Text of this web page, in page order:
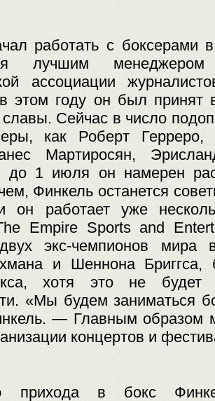
работать с боксерами
лучшим
ассоциации
этом году он был принят
славы. Сейчас в число
как Роберт Герреро,
Мартиросян,
1 июля он намерен
Финкель останется
он работает уже
Empire Sports and
двух экс-чемпионов мира
и Шеннона Бриггса,
хотя это не будет
«Мы будем заниматься
— Главным образом
концертов и
прихода в бокс